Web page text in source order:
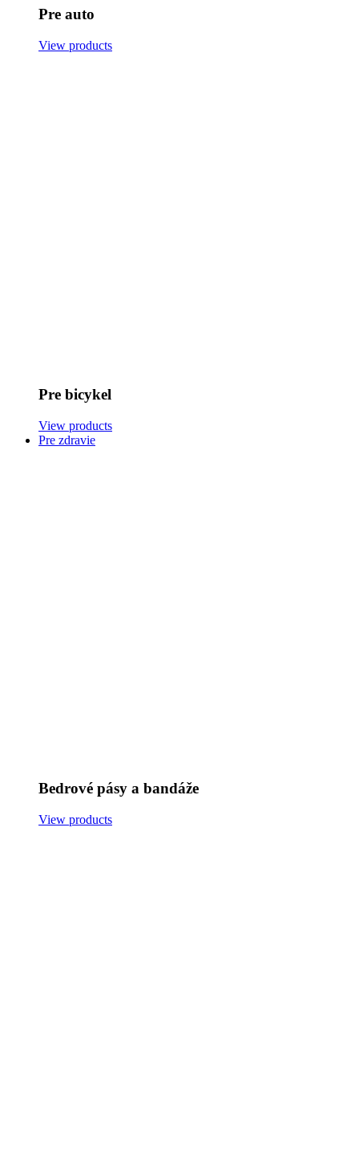
Pre auto
View products
Pre bicykel
View products
Pre zdravie
Bedrové pásy a bandáže
View products